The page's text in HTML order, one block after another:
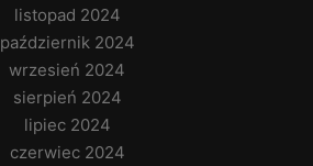
listopad 2024
październik 2024
wrzesień 2024
sierpień 2024
lipiec 2024
czerwiec 2024